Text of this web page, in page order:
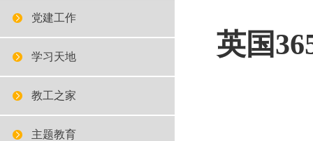
党建工作
学习天地
教工之家
主题教育
英国